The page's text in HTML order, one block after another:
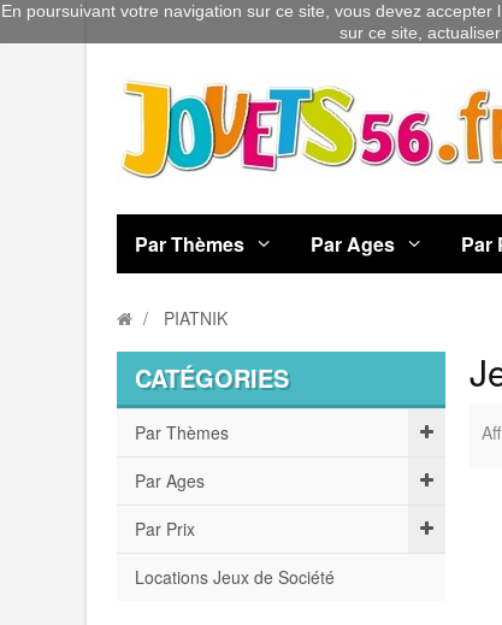
Par Thèmes Par Ages Par
PIATNIK
CATÉGORIES
Par Thèmes
Par Ages
Par Prix
Locations Jeux de Société
En poursuivant votre navigation sur ce site, vous devez
sur ce site,